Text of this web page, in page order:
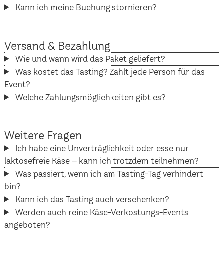
Kann ich meine Buchung stornieren?
Versand & Bezahlung
Wie und wann wird das Paket geliefert?
Was kostet das Tasting? Zahlt jede Person für das
Event?
Welche Zahlungsmöglichkeiten gibt es?
Weitere Fragen
Ich habe eine Unverträglichkeit oder esse nur
laktosefreie Käse – kann ich trotzdem teilnehmen?
Was passiert, wenn ich am Tasting-Tag verhindert
bin?
Kann ich das Tasting auch verschenken?
Werden auch reine Käse-Verkostungs-Events
angeboten?